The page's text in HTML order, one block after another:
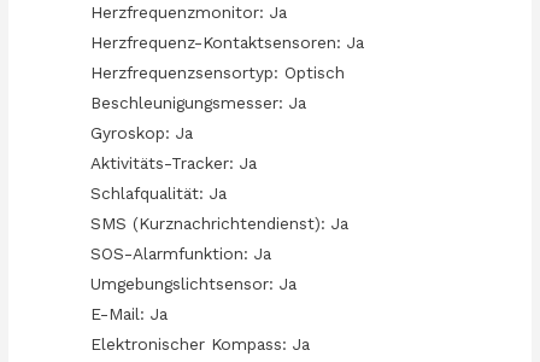
Herzfrequenzmonitor: Ja
Herzfrequenz-Kontaktsensoren: Ja
Herzfrequenzsensortyp: Optisch
Beschleunigungsmesser: Ja
Gyroskop: Ja
Aktivitäts-Tracker: Ja
Schlafqualität: Ja
SMS (Kurznachrichtendienst): Ja
SOS-Alarmfunktion: Ja
Umgebungslichtsensor: Ja
E-Mail: Ja
Elektronischer Kompass: Ja